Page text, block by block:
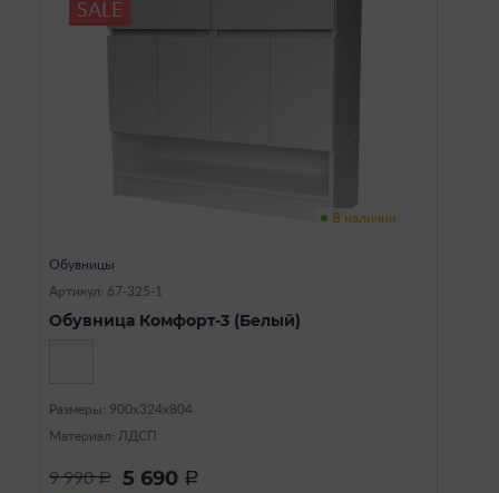
SALE
В наличии
Обувницы
Артикул: 67-325-1
Обувница Комфорт-3 (Белый)
Размеры: 900х324х804
Материал: ЛДСП
9 990a 5 690 a